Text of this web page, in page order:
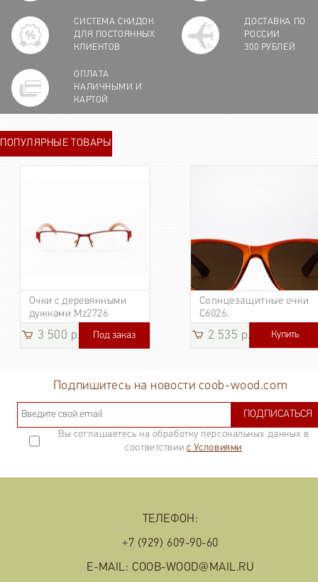
СИСТЕМА СКИДОК
ДЛЯ ПОСТОЯННЫХ
КЛИЕНТОВ
ДОСТАВКА ПО
РОССИИ
300 РУБЛЕЙ
ОПЛАТА
НАЛИЧНЫМИ И
КАРТОЙ
ПОПУЛЯРНЫЕ ТОВАРЫ
Очки с деревянными
дужками Mz2726
3 500 р. Под заказ
Солнцезащитные очки
C6026.
2 535 р. 3 185
Купить
Подпишитесь на новости coob-wood.com
ПОДПИСАТЬСЯ
Вы соглашаетесь на обработку персональных данных в
соответствии с Условиями
ТЕЛЕФОН:
+7 (929) 609-90-60
E-MAIL: COOB-WOOD@MAIL.RU